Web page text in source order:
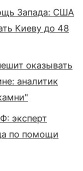
Запада: США
Киеву до 48
оказывать
аналитик
эксперт
по помощи